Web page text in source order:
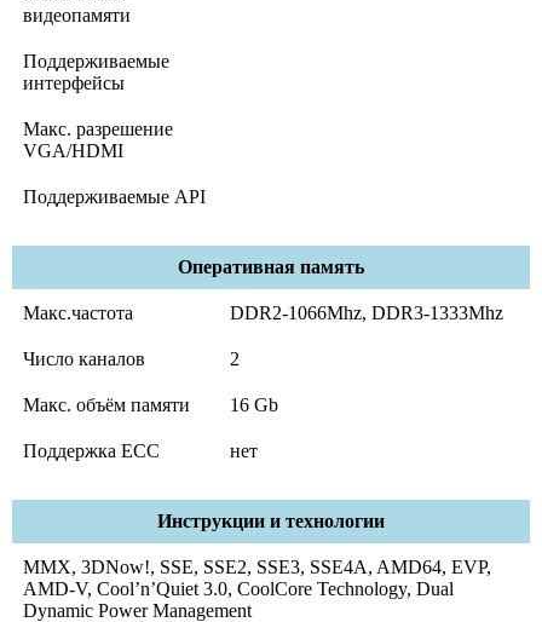
видеопамяти
Поддерживаемые
интерфейсы
Макс. разрешение
VGA/HDMI
Поддерживаемые API
Оперативная память
Макс.частота DDR2-1066Mhz, DDR3-1333Mhz
Число каналов 2
Макс. объём памяти 16 Gb
Поддержка ECC нет
Инструкции и технологии
MMX, 3DNow!, SSE, SSE2, SSE3, SSE4A, AMD64, EVP,
AMD-V, Cool’n’Quiet 3.0, CoolCore Technology, Dual
Dynamic Power Management